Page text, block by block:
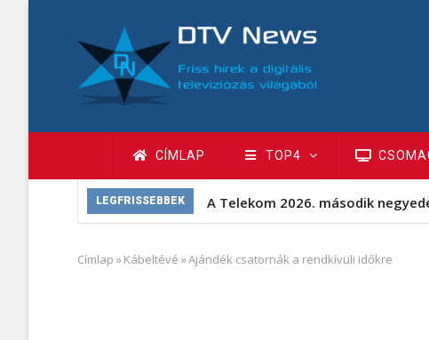
tartalomra
Fő
navigáció
CÍMLAP TOP4
LEGFRISSEBBEK A Telekom 2026. második
Morzsa
Címlap »Kábeltévé »Ajándék csatornák a rendkívüli időkre